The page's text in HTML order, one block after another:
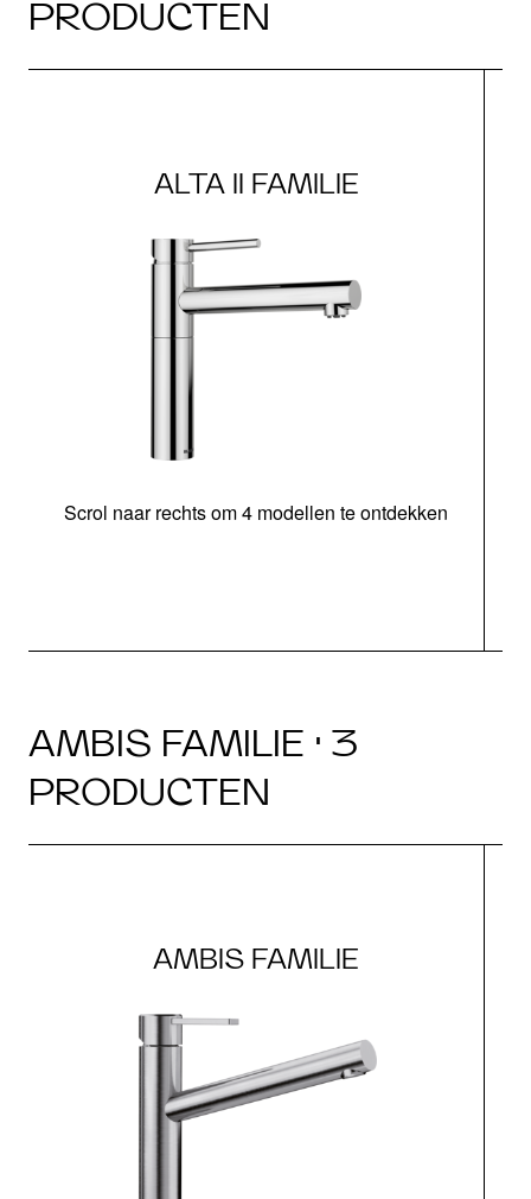
PRODUCTEN
ALTA II FAMILIE
Scrol naar rechts om 4 modellen te ontdekken
AMBIS FAMILIE · 3
PRODUCTEN
AMBIS FAMILIE